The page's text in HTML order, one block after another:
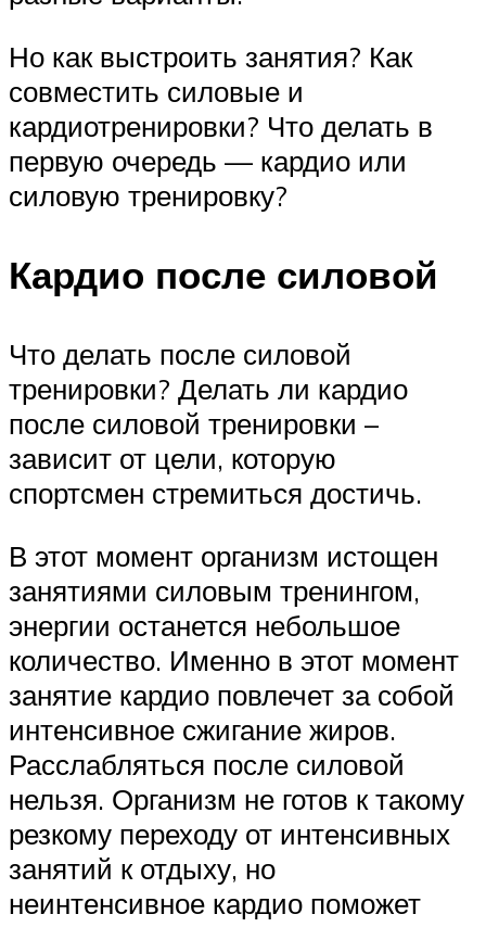
Но как выстроить занятия? Как
совместить силовые и
кардиотренировки? Что делать в
первую очередь — кардио или
силовую тренировку?
Кардио после силовой
Что делать после силовой
тренировки? Делать ли кардио
после силовой тренировки –
зависит от цели, которую
спортсмен стремиться достичь.
В этот момент организм истощен
занятиями силовым тренингом,
энергии останется небольшое
количество. Именно в этот момент
занятие кардио повлечет за собой
интенсивное сжигание жиров.
Расслабляться после силовой
нельзя. Организм не готов к такому
резкому переходу от интенсивных
занятий к отдыху, но
неинтенсивное кардио поможет